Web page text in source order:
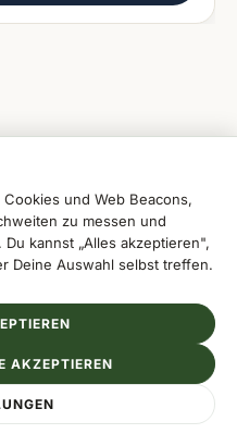
Kommentar zu
und Web Beacons,
zu messen und
kannst „Alles akzeptieren",
Deine Auswahl selbst treffen.
AKZEPTIEREN